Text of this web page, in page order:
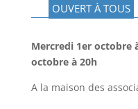
OUVERT À TOUS
Mercredi 1er
octobre à 20h
A la maison des